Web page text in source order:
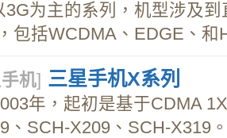
3G为主的系列，机型涉及
包括WCDMA、EDGE、和
机] 三星手机X系列
年，起初是基于CDMA
、SCH-X209、SCH-X319